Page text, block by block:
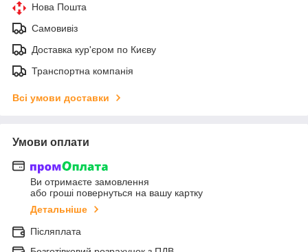
Нова Пошта
Самовивіз
Доставка кур'єром по Києву
Транспортна компанія
Всі умови доставки
Умови оплати
Ви отримаєте замовлення
або гроші повернуться на вашу картку
Детальніше
Післяплата